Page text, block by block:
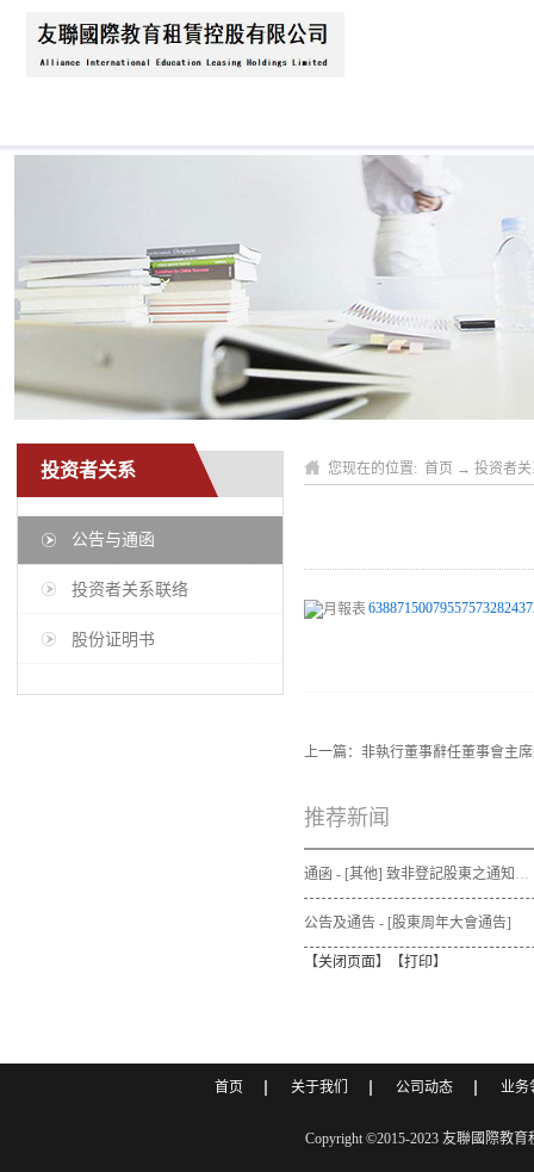
投资者关系
公告与通函
投资者关系联络
股份证明书
您现在的位置: 首页 → 投资者
上一篇： 非執行董事辭任董事會主
推荐新闻
通函 - [其他] 致非登記股東之通知信函及申請表格 - 通函連同股東週年大會通告及代表委任表格之發佈通知
公告及通告 - [股東周年大會通告]
【关闭页面】【打印】
首页 关于我们 公司动态 业务
Copyright ©2015-2023 友聯國際教